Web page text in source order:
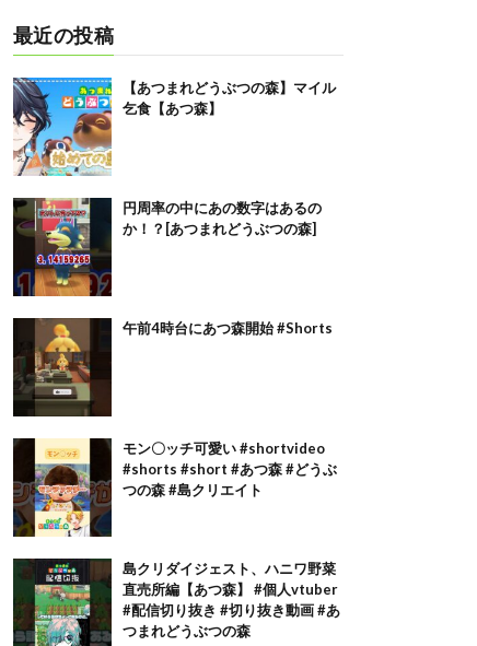
最近の投稿
【あつまれどうぶつの森】マイル
乞食【あつ森】
円周率の中にあの数字はあるの
か！？[あつまれどうぶつの森]
午前4時台にあつ森開始 #Shorts
モン〇ッチ可愛い #shortvideo
#shorts #short #あつ森 #どうぶ
つの森 #島クリエイト
島クリダイジェスト、ハニワ野菜
直売所編【あつ森】 #個人vtuber
#配信切り抜き #切り抜き動画 #あ
つまれどうぶつの森